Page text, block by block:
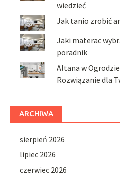
wiedzieć
Jak tanio zrobić
Jaki materac
poradnik
Altana w
Rozwiązanie dla
ARCHIWA
sierpień 2026
lipiec 2026
czerwiec 2026